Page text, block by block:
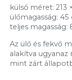
külső méret: 213
ülőmagasság:
teljes magasság:
Az ülő és fekvő
alakítva ugyanaz
mint zárt